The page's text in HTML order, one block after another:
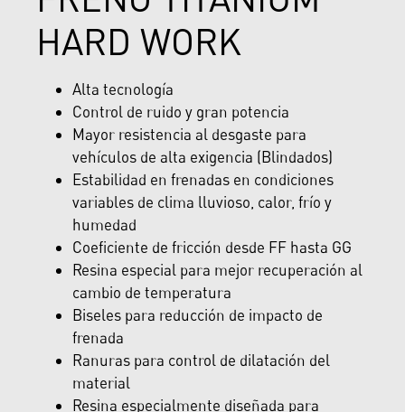
HARD WORK
Alta tecnología
Control de ruido y gran potencia
Mayor resistencia al desgaste para
vehículos de alta exigencia (Blindados)
Estabilidad en frenadas en condiciones
variables de clima lluvioso, calor, frío y
humedad
Coeficiente de fricción desde FF hasta GG
Resina especial para mejor recuperación al
cambio de temperatura
Biseles para reducción de impacto de
frenada
Ranuras para control de dilatación del
material
Resina especialmente diseñada para